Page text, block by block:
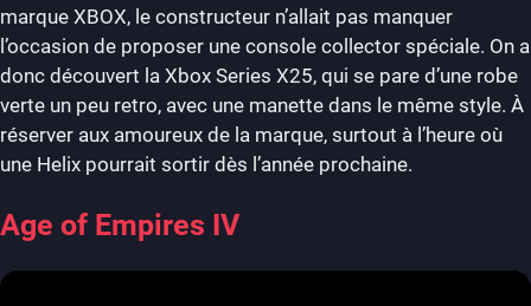
marque XBOX, le constructeur n’allait pas manquer
l’occasion de proposer une console collector spéciale. On a
donc découvert la Xbox Series X25, qui se pare d’une robe
verte un peu retro, avec une manette dans le même style. À
réserver aux amoureux de la marque, surtout à l’heure où
une Helix pourrait sortir dès l’année prochaine.
Age of Empires IV